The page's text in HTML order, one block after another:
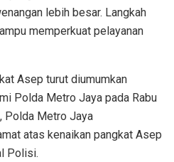
lebih besar. Langkah
memperkuat pelayanan
Asep turut diumumkan
Polda Metro Jaya pada Rabu
Polda Metro Jaya
atas kenaikan pangkat Asep
Polisi.